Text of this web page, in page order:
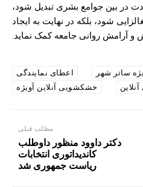
در بین جوامع بشری تبدیل شود،
شود، بلکه در نهایت به ایجاد
و آرامش روانی جامعه کمک نماید.
ساتر شهر
اعطای نمایندگی
خشکشویی آنلاین آویژه
مطلب قبلی
دکتر داوود منظور داوطلب
کاندیداتوری انتخابات
ریاست جمهوری شد